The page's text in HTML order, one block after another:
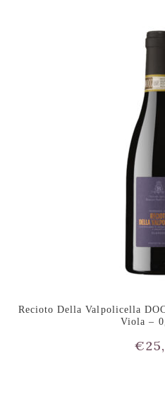
Recioto Della Valpolicella
Viola –
€